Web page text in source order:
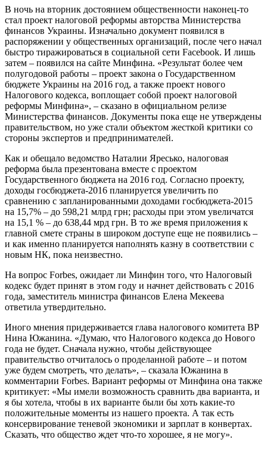
В ночь на вторник достоянием общественности наконец-то
стал проект налоговой реформы авторства Министерства
финансов Украины. Изначально документ появился в
распоряжении у общественных организаций, после чего начал
быстро тиражироваться в социальной сети Facebook. И лишь
затем – появился на сайте Минфина. «Результат более чем
полугодовой работы – проект закона о Государственном
бюджете Украины на 2016 год, а также проект нового
Налогового кодекса, воплощает собой проект налоговой
реформы Минфина», – сказано в официальном релизе
Министерства финансов. Документы пока еще не утверждены
правительством, но уже стали объектом жесткой критики со
стороны экспертов и предпринимателей.
Как и обещало ведомство Наталии Яресько, налоговая
реформа была презентована вместе с проектом
Государственного бюджета на 2016 год. Согласно проекту,
доходы госбюджета-2016 планируется увеличить по
сравнению с запланированными доходами госбюджета-2015
на 15,7% – до 598,21 млрд грн; расходы при этом увеличатся
на 15,1 % – до 638,44 мрд грн. В то же время приложения к
главной смете страны в широком доступе еще не появились –
и как именно планируется наполнять казну в соответствии с
новым НК, пока неизвестно.
На вопрос Forbes, ожидает ли Минфин того, что Налоговый
кодекс будет принят в этом году и начнет действовать с 2016
года, заместитель министра финансов Елена Мекеева
ответила утвердительно.
Иного мнения придерживается глава налогового комитета ВР
Нина Южанина. «Думаю, что Налогового кодекса до Нового
года не будет. Сначала нужно, чтобы действующее
правительство отчиталось о проделанной работе – и потом
уже будем смотреть, что делать», – сказала Южанина в
комментарии Forbes. Вариант реформы от Минфина она также
критикует: «Мы имели возможность сравнить два варианта, и
я бы хотела, чтобы в их варианте были бы хоть какие-то
положительные моменты из нашего проекта. А так есть
консервирование теневой экономики и зарплат в конвертах.
Сказать, что общество ждет что-то хорошее, я не могу».